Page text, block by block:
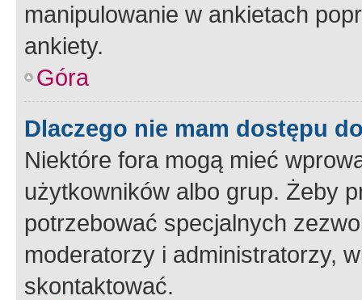
manipulowanie w ankietach
ankiety.
Góra
Dlaczego nie mam dostępu
Niektóre fora mogą mieć
użytkowników albo grup. Żeby
potrzebować specjalnych
moderatorzy i administratorzy,
skontaktować.